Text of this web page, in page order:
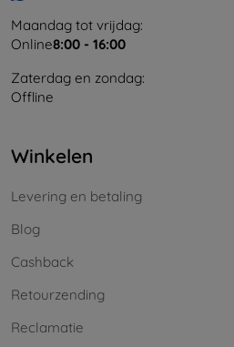
Maandag tot vrijdag:
Online8:00 - 16:00
Zaterdag en zondag:
Offline
Winkelen
Levering en betaling
Blog
Cashback
Retourzending
Reclamatie